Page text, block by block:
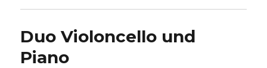
Duo Violoncello und
Piano